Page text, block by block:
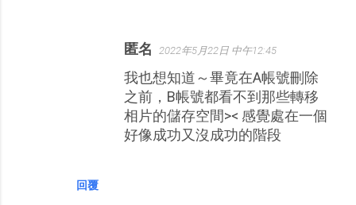
回覆
匿名 2022年5月22日 中午12:45
我也想知道～畢竟在A帳號刪除
之前，B帳號都看不到那些轉移
相片的儲存空間>< 感覺處在一個
好像成功又沒成功的階段